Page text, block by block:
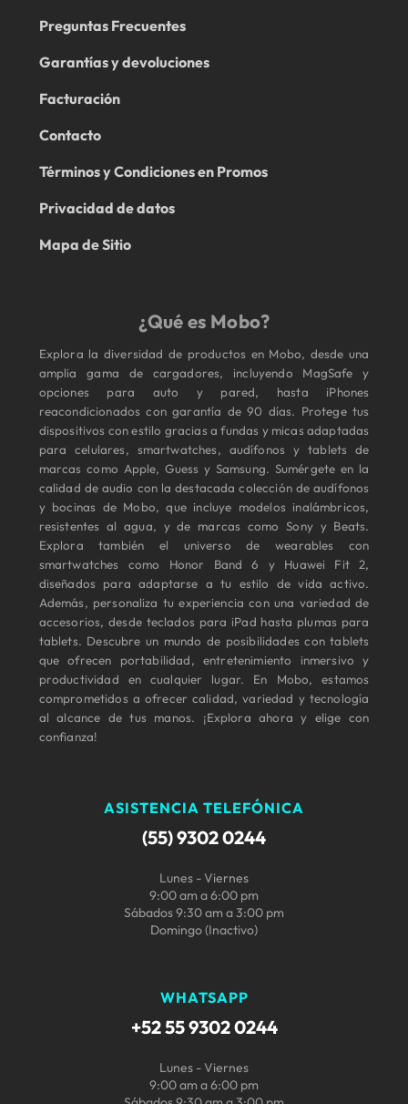
Preguntas Frecuentes
Garantías y devoluciones
Facturación
Contacto
Términos y Condiciones en Promos
Privacidad de datos
Mapa de Sitio
¿Qué es Mobo?
Explora la diversidad de productos en Mobo, desde una
amplia gama de cargadores, incluyendo MagSafe y
opciones para auto y pared, hasta iPhones
reacondicionados con garantía de 90 días. Protege tus
dispositivos con estilo gracias a fundas y micas adaptadas
para celulares, smartwatches, audífonos y tablets de
marcas como Apple, Guess y Samsung. Sumérgete en la
calidad de audio con la destacada colección de audífonos
y bocinas de Mobo, que incluye modelos inalámbricos,
resistentes al agua, y de marcas como Sony y Beats.
Explora también el universo de wearables con
smartwatches como Honor Band 6 y Huawei Fit 2,
diseñados para adaptarse a tu estilo de vida activo.
Además, personaliza tu experiencia con una variedad de
accesorios, desde teclados para iPad hasta plumas para
tablets. Descubre un mundo de posibilidades con tablets
que ofrecen portabilidad, entretenimiento inmersivo y
productividad en cualquier lugar. En Mobo, estamos
comprometidos a ofrecer calidad, variedad y tecnología
al alcance de tus manos. ¡Explora ahora y elige con
confianza!
ASISTENCIA TELEFÓNICA
(55) 9302 0244
Lunes - Viernes
9:00 am a 6:00 pm
Sábados 9:30 am a 3:00 pm
Domingo (Inactivo)
WHATSAPP
+52 55 9302 0244
Lunes - Viernes
9:00 am a 6:00 pm